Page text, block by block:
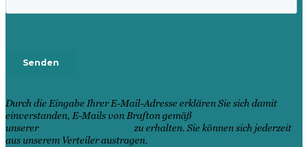
Durch die Eingabe Ihrer E-Mail-Adresse erklären Sie sich damit
einverstanden, E-Mails von Brafton gemäß
unserer
zu erhalten. Sie können sich jederzeit
aus unserem Verteiler austragen.